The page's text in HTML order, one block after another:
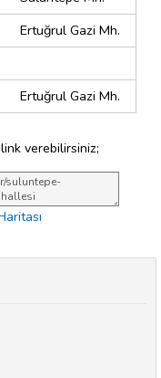
Ertuğrul Gazi Mh.
Ertuğrul Gazi Mh.
verebilirsiniz;